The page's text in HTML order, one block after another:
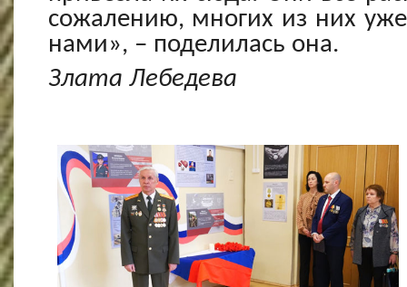
сожалению, многих из них
нами», – поделилась она.
Злата Лебедева